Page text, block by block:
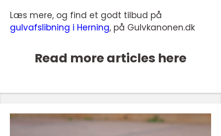
Læs mere, og find et godt tilbud på
gulvafslibning i Herning, på Gulvkanonen.dk
Read more articles here